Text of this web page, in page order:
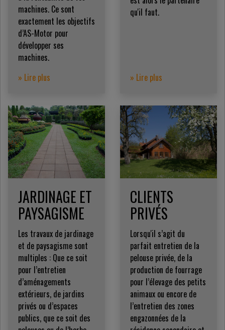
machines. Ce sont
exactement les objectifs
d’AS-Motor pour
développer ses
machines.
» Lire plus
qu'il faut.
» Lire plus
JARDINAGE ET
PAYSAGISME
Les travaux de jardinage
et de paysagisme sont
multiples : Que ce soit
pour l’entretien
d’aménagements
extérieurs, de jardins
privés ou d’espaces
publics, que ce soit des
CLIENTS
PRIVÉS
Lorsqu'il s’agit du
parfait entretien de la
pelouse privée, de la
production de fourrage
pour l’élevage des petits
animaux ou encore de
l’entretien des zones
engazonnées de la